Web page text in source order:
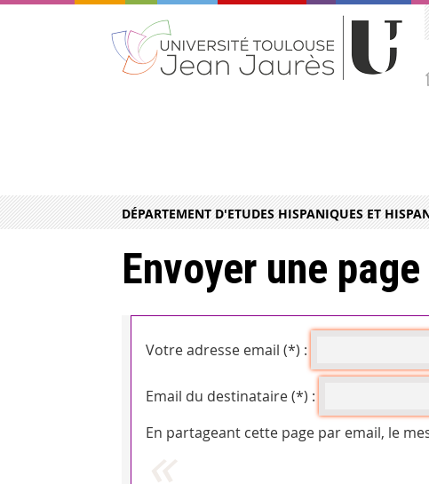
DÉPARTEMENT D'ETUDES HISPANIQUES ET
Envoyer une
Votre adresse email (*) :
Email du destinataire (*) :
En partageant cette page par email, le